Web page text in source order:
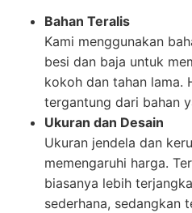
Bahan Teralis
Kami menggunakan
besi dan baja untuk
kokoh dan tahan lama.
tergantung dari bahan
Ukuran dan Desain
Ukuran jendela dan
memengaruhi harga.
biasanya lebih
sederhana, sedangkan